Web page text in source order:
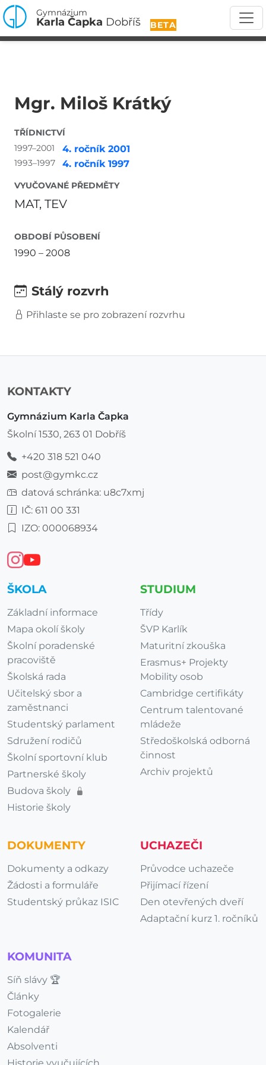
Gymnázium
BETA
Karla Čapka Dobříš
Mgr. Miloš Krátký
TŘÍDNICTVÍ
1997–2001
4. ročník 2001
1993–1997 4. ročník 1997
VYUČOVANÉ PŘEDMĚTY
MAT, TEV
OBDOBÍ PŮSOBENÍ
1990 – 2008
Stálý rozvrh
Přihlaste se pro zobrazení rozvrhu
KONTAKTY
Gymnázium Karla Čapka
Školní 1530, 263 01 Dobříš
+420 318 521 040
post@gymkc.cz
datová schránka: u8c7xmj
IČ: 611 00 331
IZO: 000068934
ŠKOLA
Základní informace
Mapa okolí školy
Školní poradenské
pracoviště
Školská rada
Učitelský sbor a
zaměstnanci
Studentský parlament
Sdružení rodičů
Školní sportovní klub
Partnerské školy
Budova školy
Historie školy
STUDIUM
Třídy
ŠVP Karlík
Maturitní zkouška
Erasmus+ Projekty
Mobility osob
Cambridge certifikáty
Centrum talentované
mládeže
Středoškolská odborná
činnost
Archiv projektů
DOKUMENTY
Dokumenty a odkazy
Žádosti a formuláře
Studentský průkaz ISIC
UCHAZEČI
Průvodce uchazeče
Přijímací řízení
Den otevřených dveří
Adaptační kurz 1. ročníků
KOMUNITA
Síň slávy 🏆
Články
Fotogalerie
Kalendář
Absolventi